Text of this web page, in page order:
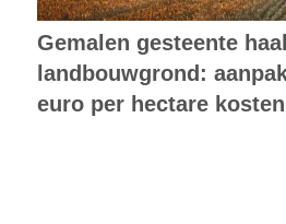
Gemalen gesteente
landbouwgrond:
euro per hectare kosten